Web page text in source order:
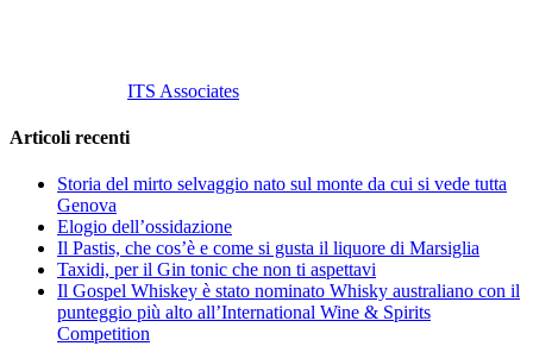
ITS Associates
Articoli recenti
Storia del mirto selvaggio nato sul monte da cui si vede tutta
Genova
Elogio dell’ossidazione
Il Pastis, che cos’è e come si gusta il liquore di Marsiglia
Taxidi, per il Gin tonic che non ti aspettavi
Il Gospel Whiskey è stato nominato Whisky australiano con il
punteggio più alto all’International Wine & Spirits
Competition